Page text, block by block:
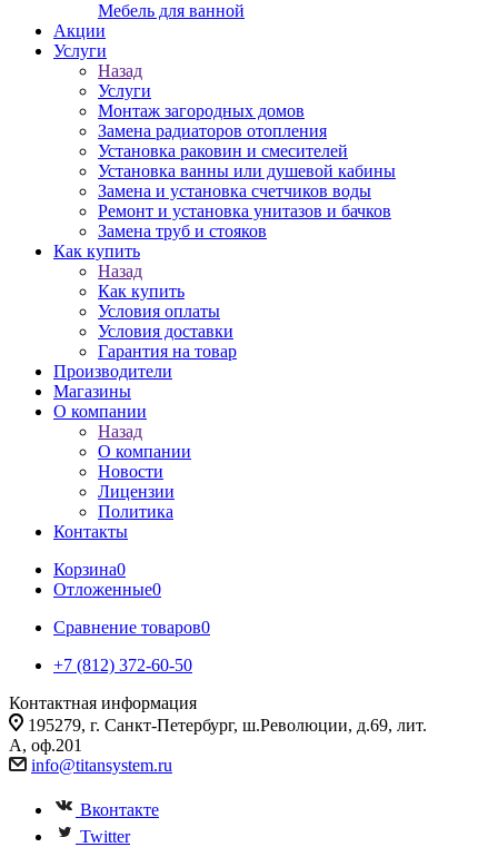
Мебель для ванной
Акции
Услуги
Назад
Услуги
Монтаж загородных домов
Замена радиаторов отопления
Установка раковин и смесителей
Установка ванны или душевой кабины
Замена и установка счетчиков воды
Ремонт и установка унитазов и бачков
Замена труб и стояков
Как купить
Назад
Как купить
Условия оплаты
Условия доставки
Гарантия на товар
Производители
Магазины
О компании
Назад
О компании
Новости
Лицензии
Политика
Контакты
Корзина0
Отложенные0
Сравнение товаров0
+7 (812) 372-60-50
Контактная информация
195279, г. Санкт-Петербург, ш.Революции, д.69, лит.
А, оф.201
info@titansystem.ru
Вконтакте
Twitter